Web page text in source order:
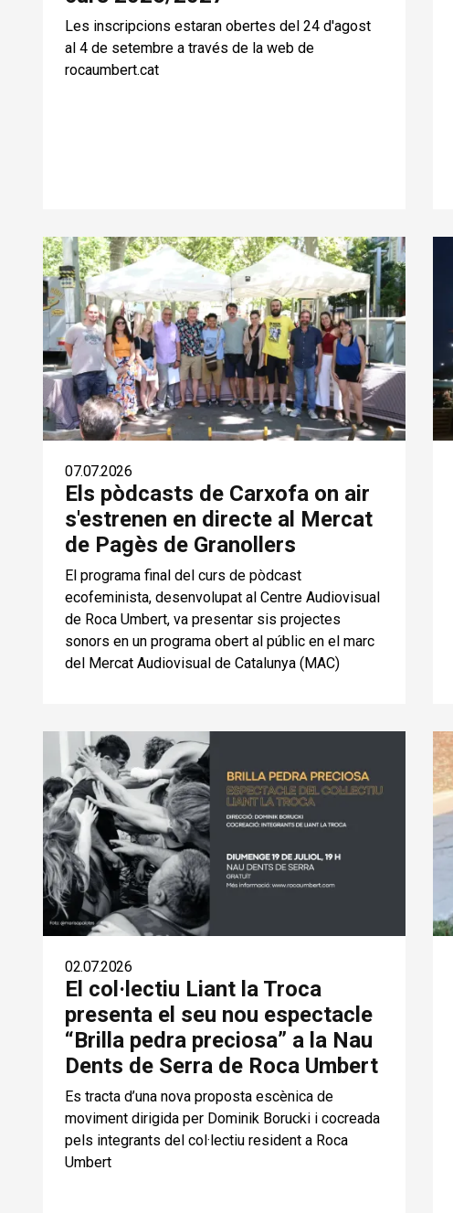
Les inscripcions estaran obertes del 24 d'agost
al 4 de setembre a través de la web de
rocaumbert.cat
07.07.2026
Els pòdcasts de Carxofa on air
s'estrenen en directe al Mercat
de Pagès de Granollers
El programa final del curs de pòdcast
ecofeminista, desenvolupat al Centre Audiovisual
de Roca Umbert, va presentar sis projectes
sonors en un programa obert al públic en el marc
del Mercat Audiovisual de Catalunya (MAC)
02.07.2026
El col·lectiu Liant la Troca
presenta el seu nou espectacle
“Brilla pedra preciosa” a la Nau
Dents de Serra de Roca Umbert
Es tracta d’una nova proposta escènica de
moviment dirigida per Dominik Borucki i cocreada
pels integrants del col·lectiu resident a Roca
Umbert